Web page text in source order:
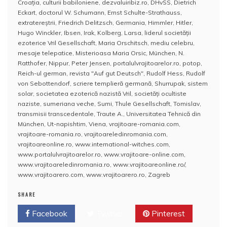
b
o
o
k
A
p
p
st
e
a
z
ă
Croaţia, culturii babiloniene, dezvaluiribiz.ro, DHvSS, Dietrich
Eckart, doctorul W. Schumann, Ernst Schulte-Strathauss,
extratereştrii, Friedrich Delitzsch, Germania, Himmler, Hitler,
Hugo Winckler, Ibsen, Irak, Kolberg, Larsa, liderul societăţii
ezoterice Vril Gesellschaft, Maria Orschitsch, mediu celebru,
mesaje telepatice, Misterioasa Maria Orsic, München, N.
Ratthofer, Nippur, Peter Jensen, portalulvrajitoarelor.ro, potop,
Reich-ul german, revista "Auf gut Deutsch", Rudolf Hess, Rudolf
von Sebottendorf, scriere templieră germană, Shurrupak, sistem
solar, societatea ezoterică nazistă Vril, societăţi ocultiste
naziste, sumeriana veche, Sumi, Thule Gesellschaft, Tomislav,
transmisii transcedentale, Traute A., Universitatea Tehnică din
München, Ut-napishtim, Viena, vrajitoare-romania.com,
vrajitoare-romania.ro, vrajitoareledinromania.com,
vrajitoareonline.ro, www.international-witches.com,
www.portalulvrajitoarelor.ro, www.vrajitoare-online.com,
www.vrajitoareledinromania.ro, www.vrajitoareonline.ro/,
www.vrajitoarero.com, www.vrajitoarero.ro, Zagreb
SHARE
Facebook Pinterest